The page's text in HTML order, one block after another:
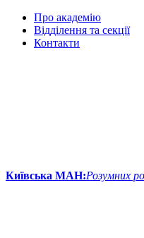
Про академію
Відділення та секції
Контакти
Київська МАН:Розумних